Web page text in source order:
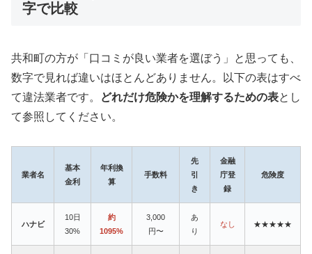
字で比較
共和町の方が「口コミが良い業者を選ぼう」と思っても、
数字で見れば違いはほとんどありません。以下の表はすべ
て違法業者です。
どれだけ危険かを理解するための表とし
て参照してください。
業者名
基本
金利
年利換
算
手数料
先
引
き
金融
庁登
録
危険度
ハナビ
10日
30%
約
1095%
3,000
円〜
あ
り
なし ★★★★★